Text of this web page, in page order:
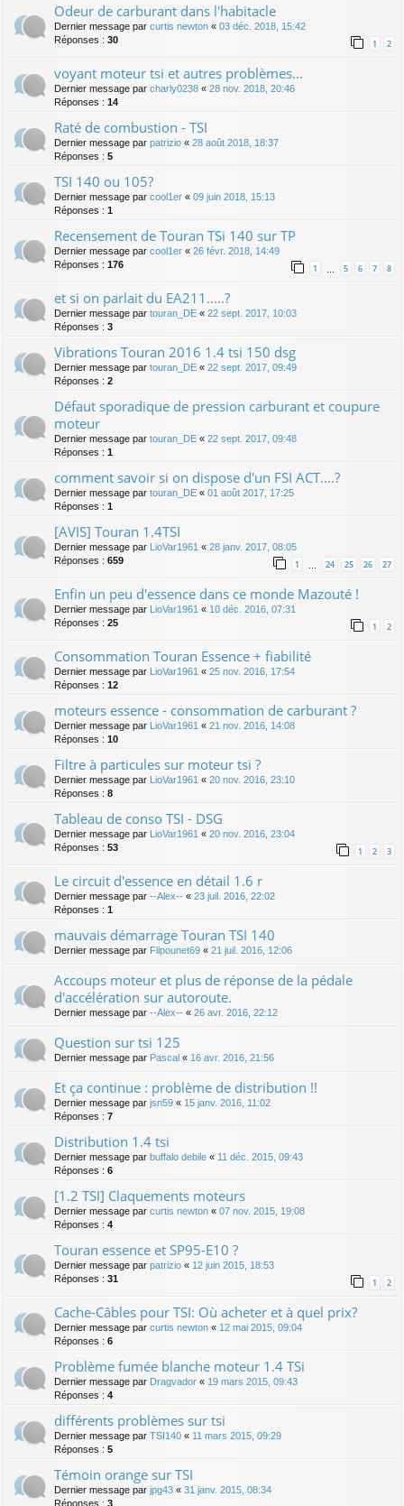
Odeur de carburant dans l'habitacle
Dernier message par curtis newton « 03 déc. 2018, 15:42
Réponses : 30 1 2
voyant moteur tsi et autres problèmes...
Dernier message par charly0238 « 28 nov. 2018, 20:46
Réponses : 14
Raté de combustion - TSI
Dernier message par patrizio « 28 août 2018, 18:37
Réponses : 5
TSI 140 ou 105?
Dernier message par cool1er « 09 juin 2018, 15:13
Réponses : 1
Recensement de Touran TSi 140 sur TP
Dernier message par cool1er « 26 févr. 2018, 14:49
Réponses : 176 1 5 6 7 8
et si on parlait du EA211.....?
Dernier message par touran_DE « 22 sept. 2017, 10:03
Réponses : 3
Vibrations Touran 2016 1.4 tsi 150 dsg
Dernier message par touran_DE « 22 sept. 2017, 09:49
Réponses : 2
Défaut sporadique de pression carburant et coupure
moteur
Dernier message par touran_DE « 22 sept. 2017, 09:48
Réponses : 1
comment savoir si on dispose d'un FSI ACT....?
Dernier message par touran_DE « 01 août 2017, 17:25
Réponses : 1
[AVIS] Touran 1.4TSI
Dernier message par LioVar1961 « 28 janv. 2017, 08:05
Réponses : 659 1 24 25 26 27
Enfin un peu d'essence dans ce monde Mazouté !
Dernier message par LioVar1961 « 10 déc. 2016, 07:31
Réponses : 25 1 2
Consommation Touran Essence + fiabilité
Dernier message par LioVar1961 « 25 nov. 2016, 17:54
Réponses : 12
moteurs essence - consommation de carburant ?
Dernier message par LioVar1961 « 21 nov. 2016, 14:08
Réponses : 10
Filtre à particules sur moteur tsi ?
Dernier message par LioVar1961 « 20 nov. 2016, 23:10
Réponses : 8
Tableau de conso TSI - DSG
Dernier message par LioVar1961 « 20 nov. 2016, 23:04
Réponses : 53 1 2 3
Le circuit d'essence en détail 1.6 r
Dernier message par --Alex-- « 23 juil. 2016, 22:02
Réponses : 1
mauvais démarrage Touran TSI 140
Dernier message par Flipounet69 « 21 juil. 2016, 12:06
Accoups moteur et plus de réponse de la pédale
d'accélération sur autoroute.
Dernier message par --Alex-- « 26 avr. 2016, 22:12
Question sur tsi 125
Dernier message par Pascal « 16 avr. 2016, 21:56
Et ça continue : problème de distribution !!
Dernier message par jsn59 « 15 janv. 2016, 11:02
Réponses : 7
Distribution 1.4 tsi
Dernier message par buffalo debile « 11 déc. 2015, 09:43
Réponses : 6
[1.2 TSI] Claquements moteurs
Dernier message par curtis newton « 07 nov. 2015, 19:08
Réponses : 4
Touran essence et SP95-E10 ?
Dernier message par patrizio « 12 juin 2015, 18:53
Réponses : 31 1 2
Cache-Câbles pour TSI: Où acheter et à quel prix?
Dernier message par curtis newton « 12 mai 2015, 09:04
Réponses : 6
Problème fumée blanche moteur 1.4 TSi
Dernier message par Dragvador « 19 mars 2015, 09:43
Réponses : 4
différents problèmes sur tsi
Dernier message par TSI140 « 11 mars 2015, 09:29
Réponses : 5
Témoin orange sur TSI
Dernier message par jpg43 « 31 janv. 2015, 08:34
Réponses : 3